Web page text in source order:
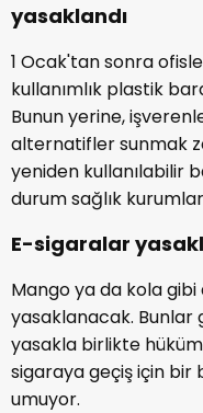
yasaklandı
1 Ocak'tan sonra
kullanımlık plastik
Bunun yerine,
alternatifler sunmak
yeniden kullanılabilir
durum sağlık
E-sigaralar
Mango ya da kola
yasaklanacak. Bunlar
yasakla birlikte
sigaraya geçiş için
umuyor.